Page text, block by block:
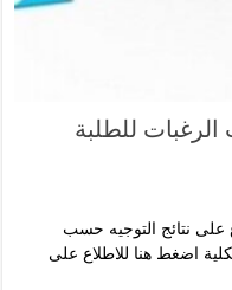
للطلبة
على نتائج التوجيه حسب
اضغط هنا للاطلاع على